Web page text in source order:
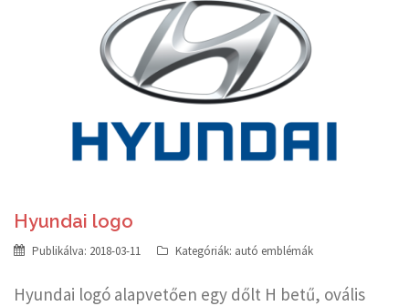
Hyundai logo
Publikálva: 2018-03-11 Kategóriák: autó emblémák
Hyundai logó alapvetően egy dőlt H betű, ovális